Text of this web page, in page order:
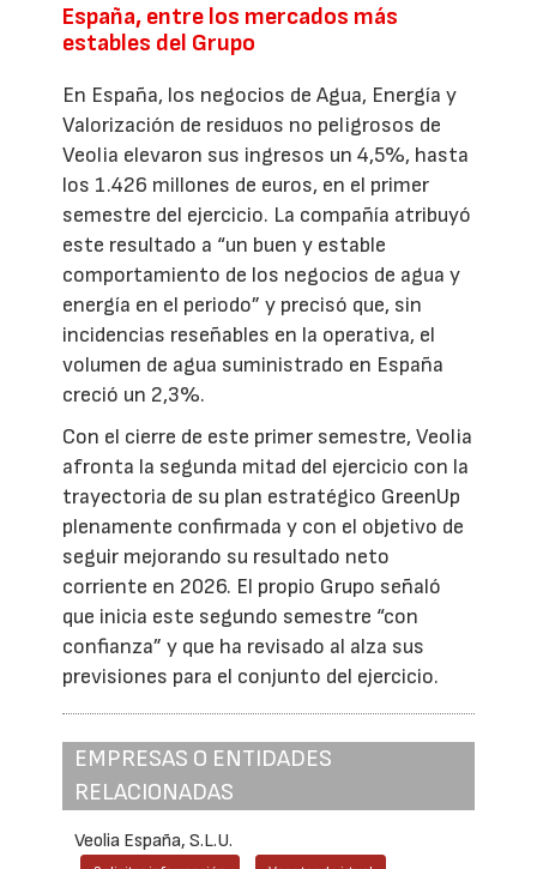
España, entre los mercados más
estables del Grupo
En España, los negocios de Agua, Energía y
Valorización de residuos no peligrosos de
Veolia elevaron sus ingresos un 4,5%, hasta
los 1.426 millones de euros, en el primer
semestre del ejercicio. La compañía atribuyó
este resultado a “un buen y estable
comportamiento de los negocios de agua y
energía en el periodo” y precisó que, sin
incidencias reseñables en la operativa, el
volumen de agua suministrado en España
creció un 2,3%.
Con el cierre de este primer semestre, Veolia
afronta la segunda mitad del ejercicio con la
trayectoria de su plan estratégico GreenUp
plenamente confirmada y con el objetivo de
seguir mejorando su resultado neto
corriente en 2026. El propio Grupo señaló
que inicia este segundo semestre “con
confianza” y que ha revisado al alza sus
previsiones para el conjunto del ejercicio.
EMPRESAS O ENTIDADES
RELACIONADAS
Veolia España, S.L.U.